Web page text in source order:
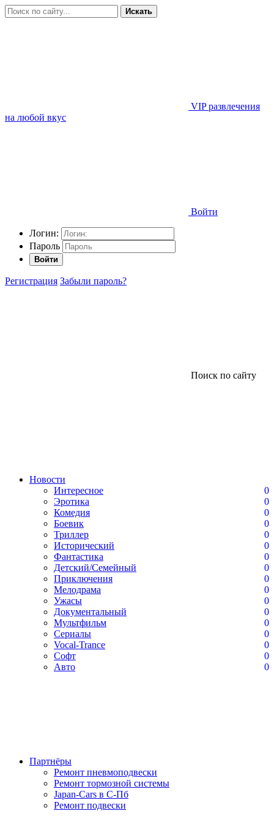
Искать
VIP развлечения
на любой вкус
Войти
Логин:
Пароль
Войти
Регистрация Забыли пароль?
Поиск по сайту
Новости
Интересное
0
Эротика
0
Комедия
0
Боевик
0
Триллер
0
Исторический
0
Фантастика
0
Детский/Семейный
0
Приключения
0
Мелодрама
0
Ужасы
0
Документальный
0
Мультфильм
0
Сериалы
0
Vocal-Trance
0
Софт
0
Авто
0
Партнёры
Ремонт пневмоподвески
Ремонт тормозной системы
Japan-Cars в С-Пб
Ремонт подвески